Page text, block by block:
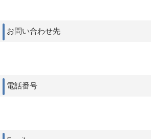
お問い合わせ先
電話番号